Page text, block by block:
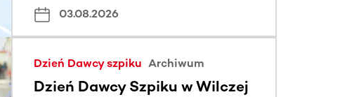
03.08.2026
Dzień Dawcy szpiku Archiwum
Dzień Dawcy Szpiku w Wilczej